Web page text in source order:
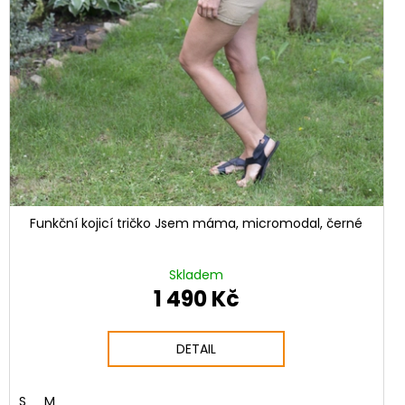
Funkční kojicí tričko Jsem máma, micromodal, černé
Skladem
1 490 Kč
DETAIL